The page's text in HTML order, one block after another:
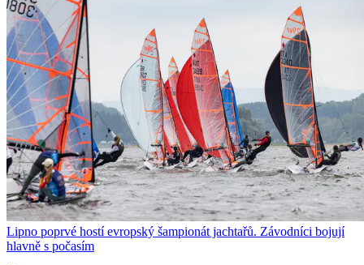
Lipno poprvé hostí evropský šampionát jachtařů. Závodníci bojují
hlavně s počasím